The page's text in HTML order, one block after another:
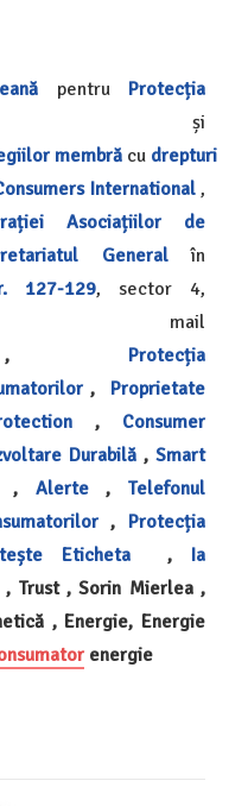
pentru Protecția
membră cu drepturi
International,
Asociațiilor de
General
în
127-129, sector 4,
mail
Protecția
,
Proprietate
, Consumer
Durabilă , Smart
Alerte,Telefonul
, Protecția
Eticheta, Ia
Trust , Sorin Mierlea ,
, Energie, Energie
energie